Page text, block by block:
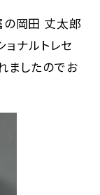
の岡田 丈太郎
ナルトレセ
ましたのでお